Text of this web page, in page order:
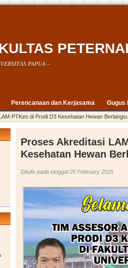
PAPUA –
Perencanaan dan Kerjasama Gugus
PTKes di Prodi D3 Kesehatan Hewan
Proses Akreditasi
Kesehatan Hewan
Ditulis pada tanggal 25 February 2025